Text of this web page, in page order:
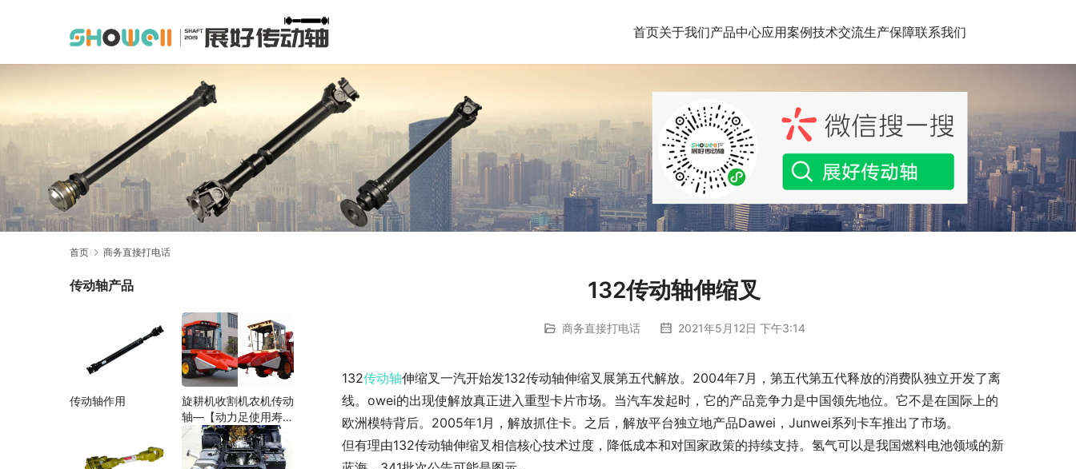
首页关于我们产品中心应用案例技术交流生产保障联系我们
首页 商务直接打电话
132传动轴伸缩叉
商务直接打电话 2021年5月12日 下午3:14
132传动轴伸缩叉一汽开始发132传动轴伸缩叉展第五代解放。2004年7月，第五代第五代释放的消费队独立开发了离
线。owei的出现使解放真正进入重型卡片市场。当汽车发起时，它的产品竞争力是中国领先地位。它不是在国际上的
欧洲模特背后。2005年1月，解放抓住卡。之后，解放平台独立地产品Dawei，Junwei系列卡车推出了市场。
但有理由132传动轴伸缩叉相信核心技术过度，降低成本和对国家政策的持续支持。氢气可以是我国燃料电池领域的新
传动轴产品
传动轴作用
旋耕机收割机农机传动
轴—【动力足使用寿命
久】